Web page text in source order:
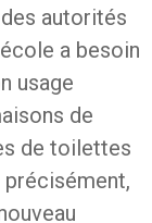
autorités
a besoin
usage
de
de toilettes
précisément,